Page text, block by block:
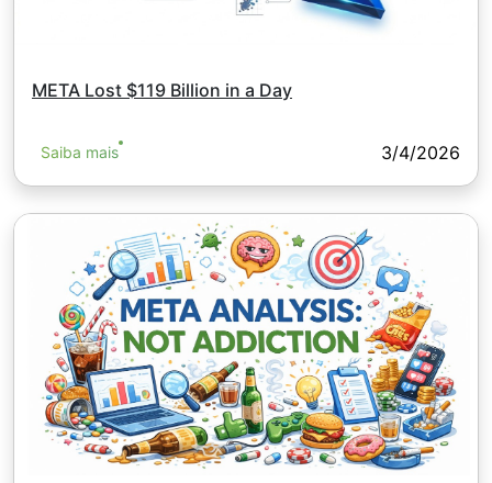
META Lost $119 Billion in a Day
Saiba mais 3/4/2026